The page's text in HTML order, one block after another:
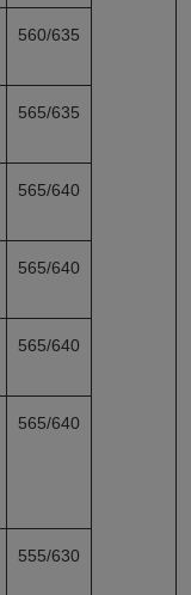
560/635
565/635
565/640
565/640
565/640
565/640
555/630